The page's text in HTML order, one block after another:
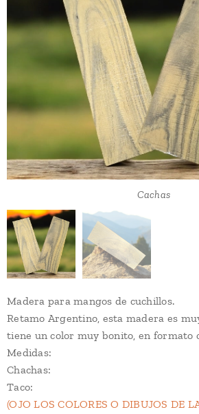
Cachas
Taco
Madera para mangos de cuchillos.
Retamo Argentino, esta madera es
tiene un color muy bonito, en formato
Medidas:
Chachas:
Taco:
(OJO LOS COLORES O DIBUJOS DE